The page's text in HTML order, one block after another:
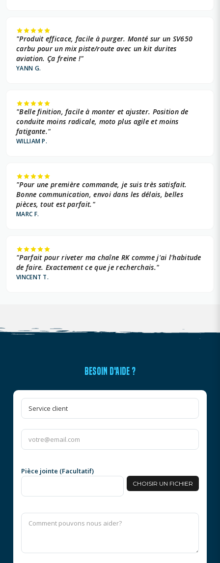
"Produit efficace, facile à purger. Monté sur un SV650
carbu pour un mix piste/route avec un kit durites
aviation. Ça freine !"
YANN G.
"Belle finition, facile à monter et ajuster. Position de
conduite moins radicale, moto plus agile et moins
fatigante."
WILLIAM P.
"Pour une première commande, je suis très satisfait.
Bonne communication, envoi dans les délais, belles
pièces, tout est parfait."
MARC F.
"Parfait pour riveter ma chaîne RK comme j'ai l'habitude
de faire. Exactement ce que je recherchais."
VINCENT T.
BESOIN D'AIDE ?
Pièce jointe (Facultatif)
CHOISIR UN FICHIER